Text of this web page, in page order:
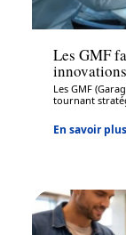
Assurance
Les GMF
Les GMF
tournant
En savoir plus